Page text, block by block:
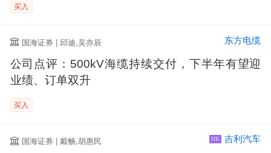
买入
国海证券 | 邱迪,吴亦辰 东方电缆
公司点评：500kV海缆持续交付，下半年有望迎
业绩、订单双升
买入
国海证券 | 戴畅,胡惠民 HK 吉利汽车